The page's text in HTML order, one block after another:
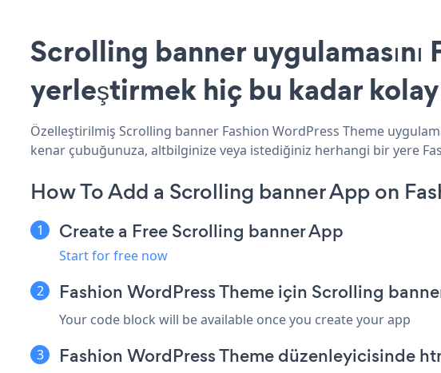
Scrolling banner
yerleştirmek hiç bu kadar kolay
Özelleştirilmiş Scrolling banner Fashion WordPress Theme
kenar çubuğunuza, altbilginize veya istediğiniz herhangi bir yere
How To Add a Scrolling banner App on
Create a Free Scrolling banner App
Start for free now
Fashion WordPress Theme için Scrolling
Your code block will be available once you create your app
Fashion WordPress Theme düzenleyicisinde